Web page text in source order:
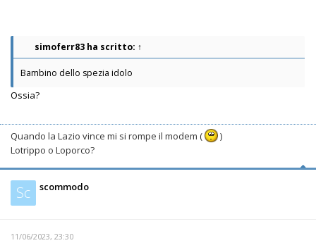
simoferr83 ha scritto: ↑
Bambino dello spezia idolo
Ossia?
Quando la Lazio vince mi si rompe il modem (
)
Lotrippo o Loporco?
Sc scommodo
11/06/2023, 23:30